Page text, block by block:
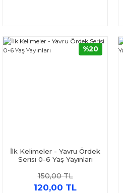
İlk Kelimeler - Yavru Ördek
Serisi 0-6 Yaş Yayınları
150,00 TL
120,00 TL
%20